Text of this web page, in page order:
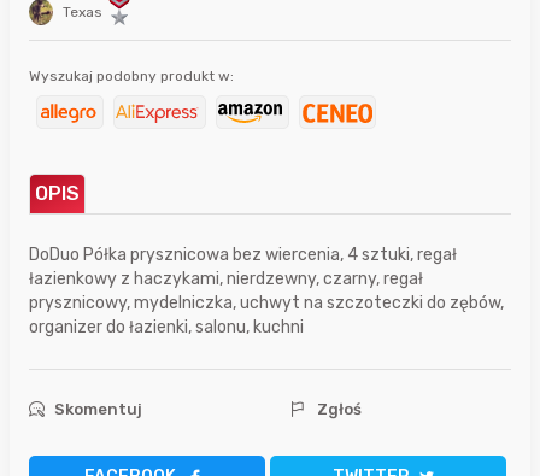
Texas
Wyszukaj podobny produkt w:
OPIS
DoDuo Półka prysznicowa bez wiercenia, 4 sztuki, regał
łazienkowy z haczykami, nierdzewny, czarny, regał
prysznicowy, mydelniczka, uchwyt na szczoteczki do zębów,
organizer do łazienki, salonu, kuchni
Skomentuj Zgłoś